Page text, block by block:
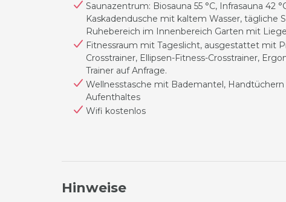
Saunazentrum: Biosauna 55 °C, Infrasauna 42
Kaskadendusche mit kaltem Wasser, tägliche
Ruhebereich im Innenbereich Garten mit
Fitnessraum mit Tageslicht, ausgestattet mit
Crosstrainer, Ellipsen-Fitness-Crosstrainer,
Trainer auf Anfrage.
Wellnesstasche mit Bademantel,
Aufenthaltes
Wifi kostenlos
Hinweise